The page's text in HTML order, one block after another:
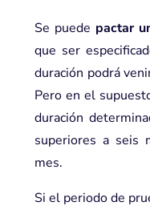
Se puede pactar
que ser
duración podrá
Pero en el
duración
superiores a seis
mes.
Si el periodo de